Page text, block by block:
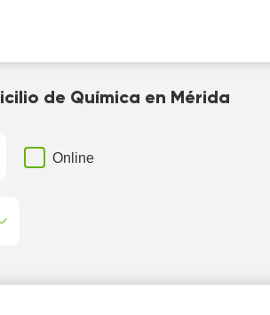
de Química en Mérida
Online